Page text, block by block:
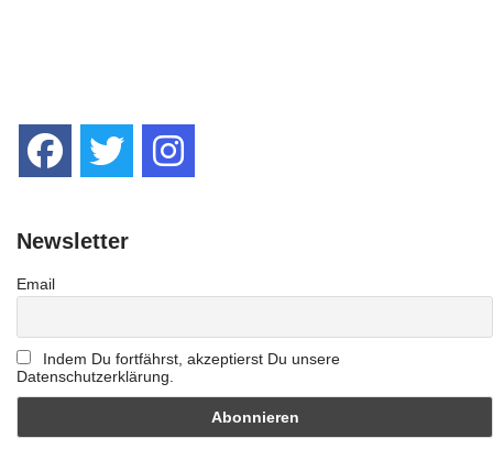
Newsletter
Email
Indem Du fortfährst, akzeptierst Du unsere
Datenschutzerklärung.